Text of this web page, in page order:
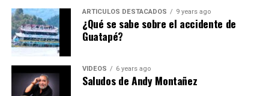
ARTICULOS DESTACADOS 9 years ago
¿Qué se sabe sobre el accidente de
Guatapé?
VIDEOS 6 years ago
Saludos de Andy Montañez